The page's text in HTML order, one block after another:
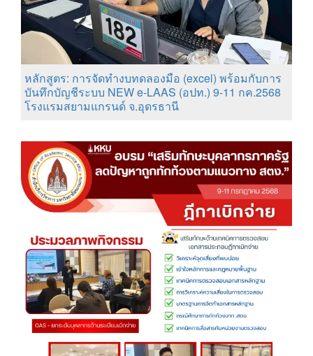
หลักสูตร: การจัดทำงบทดลองมือ (excel) พร้อมกับการ
บันทึกบัญชีระบบ NEW e-LAAS (อปท.) 9-11 กค.2568
โรงแรมสยามแกรนด์ จ.อุดรธานี